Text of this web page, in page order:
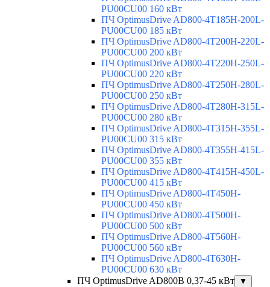
PU00CU00 160 кВт
ПЧ OptimusDrive AD800-4T185H-200L-
PU00CU00 185 кВт
ПЧ OptimusDrive AD800-4T200H-220L-
PU00CU00 200 кВт
ПЧ OptimusDrive AD800-4T220H-250L-
PU00CU00 220 кВт
ПЧ OptimusDrive AD800-4T250H-280L-
PU00CU00 250 кВт
ПЧ OptimusDrive AD800-4T280H-315L-
PU00CU00 280 кВт
ПЧ OptimusDrive AD800-4T315H-355L-
PU00CU00 315 кВт
ПЧ OptimusDrive AD800-4T355H-415L-
PU00CU00 355 кВт
ПЧ OptimusDrive AD800-4T415H-450L-
PU00CU00 415 кВт
ПЧ OptimusDrive AD800-4T450H-
PU00CU00 450 кВт
ПЧ OptimusDrive AD800-4T500H-
PU00CU00 500 кВт
ПЧ OptimusDrive AD800-4T560H-
PU00CU00 560 кВт
ПЧ OptimusDrive AD800-4T630H-
PU00CU00 630 кВт
ПЧ OptimusDrive AD800B 0,37-45 кВт
▼